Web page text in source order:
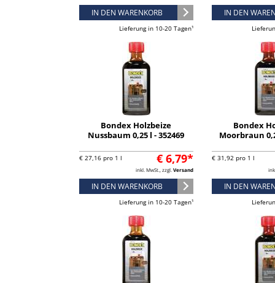
IN DEN WARENKORB
Lieferung in 10-20 Tagen¹
IN DEN
Bondex Holzbeize
Nussbaum 0,25 l - 352469
€ 6,79*
€ 27,16 pro 1 l
inkl. MwSt., zzgl. Versand
IN DEN WARENKORB
Lieferung in 10-20 Tagen¹
Bondex
Moorbraun
€ 31,92 pro 1 l
IN DEN